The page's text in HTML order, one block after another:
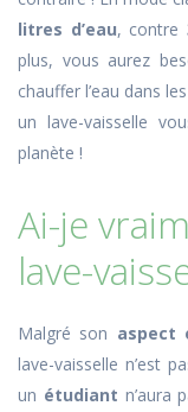
litres d’eau, contre
plus, vous aurez
chauffer l’eau dans
un lave-vaisselle
planète !
Ai-je
lave-
Malgré son aspect
lave-vaisselle n’est
un étudiant n’aura